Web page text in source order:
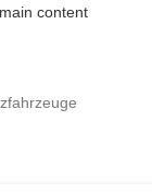
content